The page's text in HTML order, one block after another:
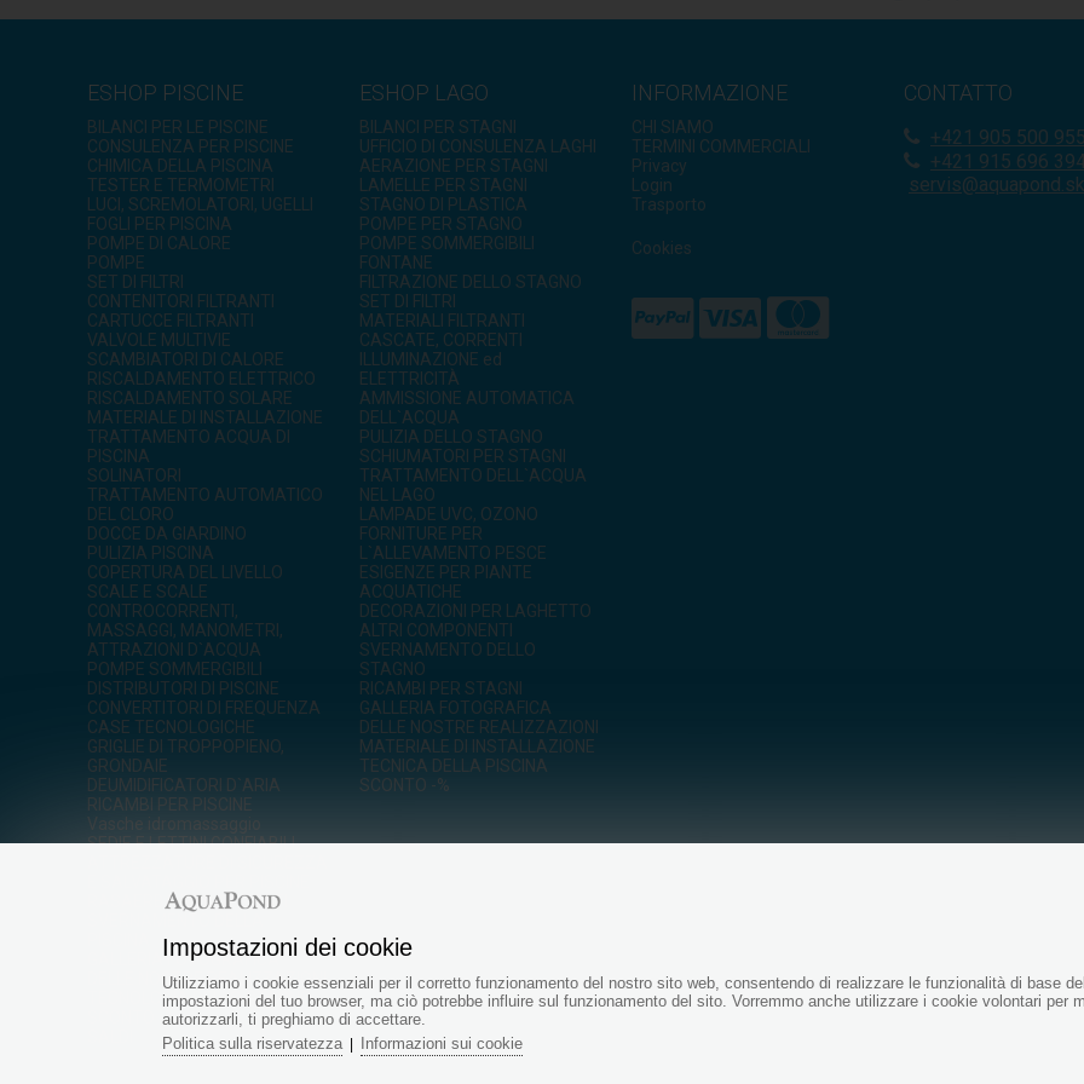
ESHOP PISCINE
BILANCI PER LE PISCINE
CONSULENZA PER PISCINE
CHIMICA DELLA PISCINA
TESTER E TERMOMETRI
LUCI, SCREMOLATORI, UGELLI
FOGLI PER PISCINA
POMPE DI CALORE
POMPE
SET DI FILTRI
CONTENITORI FILTRANTI
CARTUCCE FILTRANTI
VALVOLE MULTIVIE
SCAMBIATORI DI CALORE
RISCALDAMENTO ELETTRICO
RISCALDAMENTO SOLARE
MATERIALE DI INSTALLAZIONE
TRATTAMENTO ACQUA DI
PISCINA
SOLINATORI
TRATTAMENTO AUTOMATICO
DEL CLORO
DOCCE DA GIARDINO
PULIZIA PISCINA
COPERTURA DEL LIVELLO
SCALE E SCALE
CONTROCORRENTI,
MASSAGGI, MANOMETRI,
ATTRAZIONI D`ACQUA
POMPE SOMMERGIBILI
DISTRIBUTORI DI PISCINE
CONVERTITORI DI FREQUENZA
CASE TECNOLOGICHE
GRIGLIE DI TROPPOPIENO,
GRONDAIE
DEUMIDIFICATORI D`ARIA
RICAMBI PER PISCINE
Vasche idromassaggio
SEDIE E LETTINI GONFIABILI
RASAERBA ROBOTIZZATI
GALLERIA FOTOGRAFICA
DELLE NOSTRE REALIZZAZIONI
TECNOLOGIA DELLO STAGNO
SCONTO -%
ESHOP LAGO
BILANCI PER STAGNI
UFFICIO DI CONSULENZA LAGHI
AERAZIONE PER STAGNI
LAMELLE PER STAGNI
STAGNO DI PLASTICA
POMPE PER STAGNO
POMPE SOMMERGIBILI
FONTANE
FILTRAZIONE DELLO STAGNO
SET DI FILTRI
MATERIALI FILTRANTI
CASCATE, CORRENTI
ILLUMINAZIONE ed
ELETTRICITÀ
AMMISSIONE AUTOMATICA
DELL`ACQUA
PULIZIA DELLO STAGNO
SCHIUMATORI PER STAGNI
TRATTAMENTO DELL`ACQUA
NEL LAGO
LAMPADE UVC, OZONO
FORNITURE PER
L`ALLEVAMENTO PESCE
ESIGENZE PER PIANTE
ACQUATICHE
DECORAZIONI PER LAGHETTO
ALTRI COMPONENTI
SVERNAMENTO DELLO
STAGNO
RICAMBI PER STAGNI
GALLERIA FOTOGRAFICA
DELLE NOSTRE REALIZZAZIONI
MATERIALE DI INSTALLAZIONE
TECNICA DELLA PISCINA
SCONTO -%
INFORMAZIONE
CHI SIAMO
TERMINI COMMERCIALI
Privacy
Login
Trasporto
Cookies
CONTATTO
+421 905 500 955
+421 915 696
servis@aquapond.sk
Impostazioni dei cookie
Utilizziamo i cookie essenziali per il corretto funzionamento del nostro sito web, consentendo di realizzare le funzionalità di base
impostazioni del tuo browser, ma ciò potrebbe influire sul funzionamento del sito. Vorremmo anche utilizzare i cookie volontari per
autorizzarli, ti preghiamo di accettare.
Politica sulla riservatezza| Informazioni sui cookie